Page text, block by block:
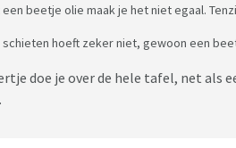
beetje olie maak je het niet egaal.
schieten hoeft zeker niet, gewoon een
doe je over de hele tafel, net als